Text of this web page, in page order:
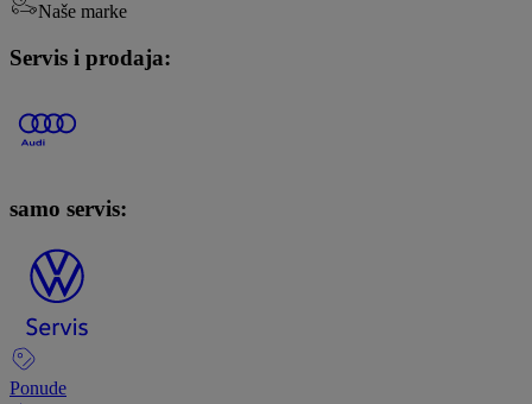
Naše marke
Servis i prodaja:
samo servis:
Ponude